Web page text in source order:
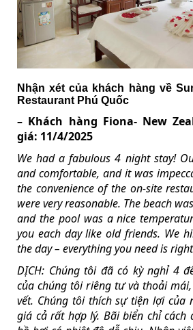
Nhận xét của khách hàng về
Restaurant Phú Quốc
– Khách hàng Fiona- New
giá: 11/4/2025
We had a fabulous 4 night stay!
and comfortable, and it was
the convenience of the on-site
were very reasonable. The beach
and the pool was a nice
you each day like old friends. We
the day – everything you need is
DỊCH: Chúng tôi đã có kỳ nghỉ 4
của chúng tôi riêng tư và thoải
vết. Chúng tôi thích sự tiện lợi của
giá cả rất hợp lý. Bãi biển chỉ cách